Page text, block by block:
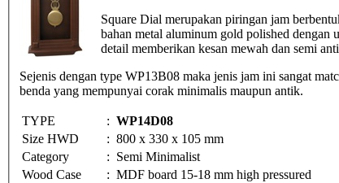
Square Dial merupakan piringan jam
bahan metal aluminum gold polished dengan
detail memberikan kesan mewah dan semi
Sejenis dengan type WP13B08 maka jenis jam ini sangat
benda yang mempunyai corak minimalis maupun antik.
TYPE : WP14D08
Size HWD
: 800 x 330 x 105 mm
Category
: Semi Minimalist
Wood Case
: MDF board 15-18 mm high pressured